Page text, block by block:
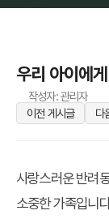
우리 아이에
작성자: 관리자
이전 게시글
다
사랑스러운 반려
소중한 가족입니